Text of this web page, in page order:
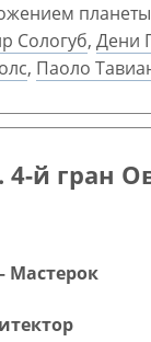
Сологуб, Дени
, Паоло
4-й гран
Мастерок